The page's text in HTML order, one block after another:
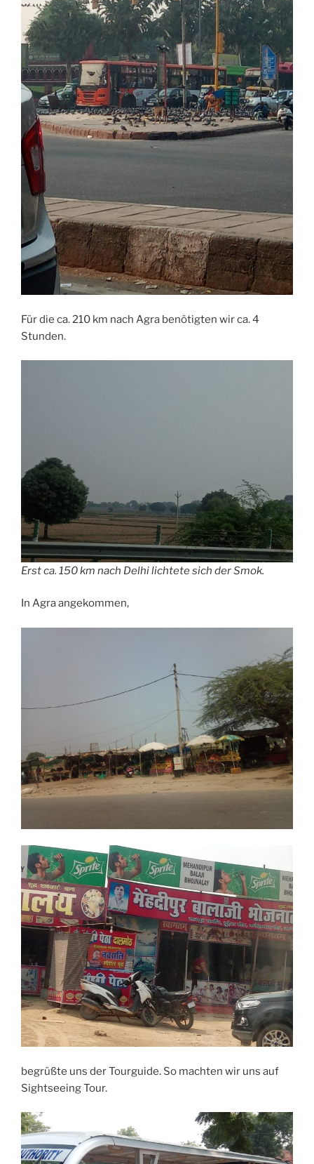
Für die ca. 210 km nach Agra benötigten wir ca. 4
Stunden.
Erst ca. 150 km nach Delhi lichtete sich der Smok.
In Agra angekommen,
begrüßte uns der Tourguide. So machten wir uns auf
Sightseeing Tour.